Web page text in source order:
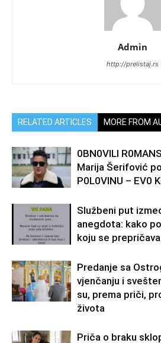
Admin
http://prelistaj.rs
RELATED ARTICLES MORE FROM
0BN0VlLl
Marija Šerifović
P0L0VINU – EV0
Službeni put
anegdota: kako
koju se prepričava
Predanje sa
vjenčanju i
su, prema priči,
života
Priča o braku